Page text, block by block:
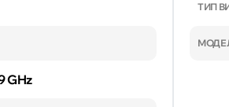
GHz
ТИП